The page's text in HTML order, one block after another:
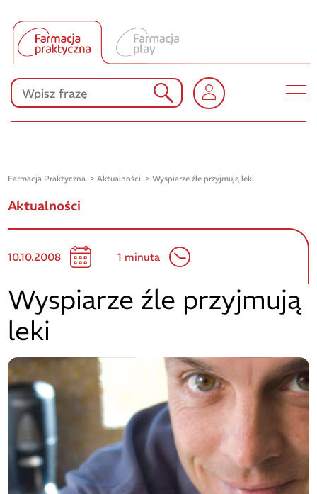
Produkty Polpharmy
KONKURSY
Farmacja Praktyczna Aktualności Wyspiarze źle przyjmują leki
Aktualności
10.10.2008 1 minuta
Wyspiarze źle przyjmują
leki